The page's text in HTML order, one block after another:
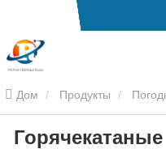
Дом Продукты
Кортеновская стальная